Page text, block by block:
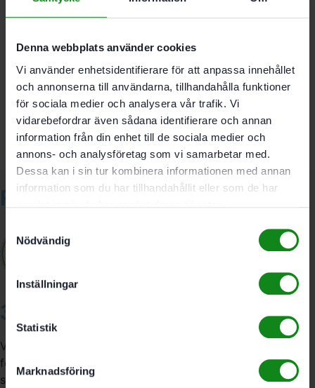
Denna webbplats använder cookies
Vi använder enhetsidentifierare för att anpassa innehållet
och annonserna till användarna, tillhandahålla funktioner
för sociala medier och analysera vår trafik. Vi
vidarebefordrar även sådana identifierare och annan
information från din enhet till de sociala medier och
annons- och analysföretag som vi samarbetar med.
Dessa kan i sin tur kombinera informationen med annan
information som du har tillhandahållit eller som de har
Nödvändig
Inställningar
Statistik
Marknadsföring
D 27 mm; R 6 mm
Det finns inga recensioner än.
Bli först med att recensera ”Festool Avrundningsfräs
Du måste varainloggadför att skriva en recension.
Relaterade produkter
3A Byggdelen
Vi är återförsäljare av elverktyg, tillbehör, infästning och
förbrukningsmaterial. Vi har en fysisk butik och
serviceverkstad i Stockholm samt en e-handel för hela